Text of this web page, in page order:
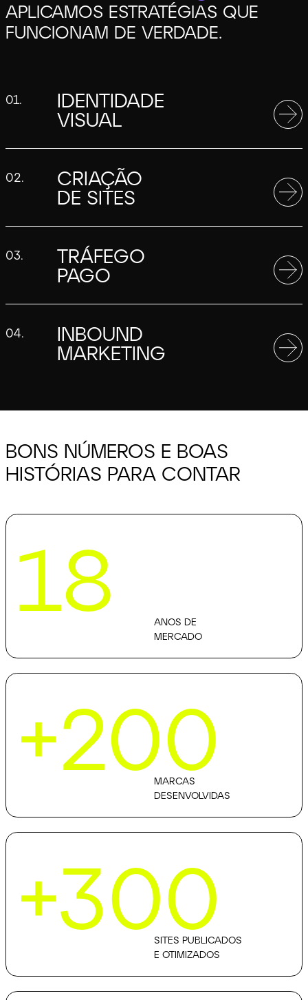
APLICAMOS ESTRATÉGIAS QUE
FUNCIONAM DE VERDADE.
01.
IDENTIDADE
VISUAL
02.
CRIAÇÃO
DE SITES
03.
TRÁFEGO
PAGO
04.
INBOUND
MARKETING
BONS NÚMEROS E BOAS
HISTÓRIAS PARA CONTAR
18
ANOS DE
MERCADO
+200
MARCAS
DESENVOLVIDAS
+300
SITES PUBLICADOS
E OTIMIZADOS